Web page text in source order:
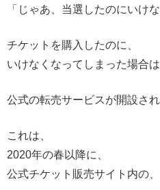
「じゃあ、当選したのにいけ
チケットを購入したのに、
いけなくなってしまった場合は
公式の転売サービスが開設され
これは、
2020年の春以降に、
公式チケット販売サイト内の、